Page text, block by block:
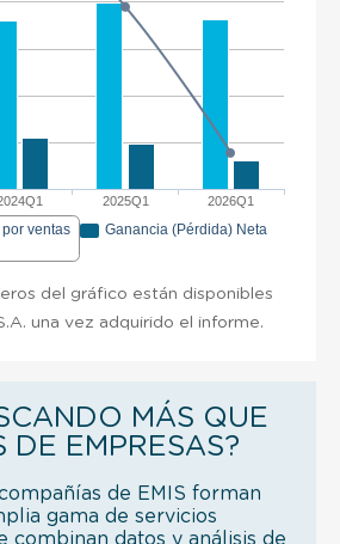
2025Q1 2026Q1
ventas
Ganancia (Pérdida) Neta
del gráfico están disponibles
una vez adquirido el informe.
MÁS QUE
DE EMPRESAS?
de EMIS forman
gama de servicios
combinan datos y análisis de